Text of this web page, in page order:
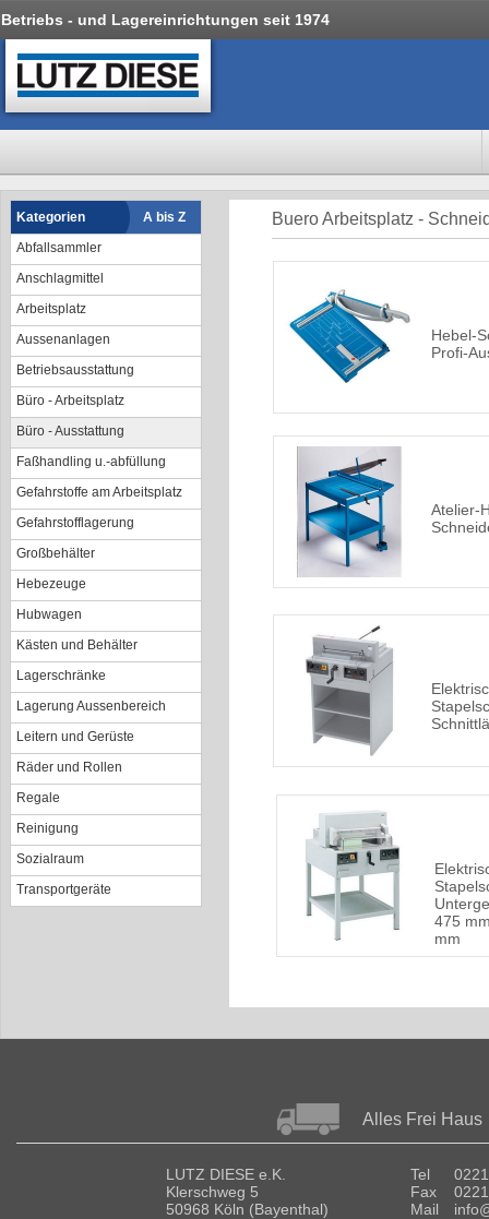
Betriebs - und Lagereinrichtungen seit 1974
Kategorien
A bis Z
Abfallsammler
Anschlagmittel
Arbeitsplatz
Aussenanlagen
Betriebsausstattung
Büro - Arbeitsplatz
Büro - Ausstattung
Faßhandling u.-abfüllung
Gefahrstoffe am Arbeitsplatz
Gefahrstofflagerung
Großbehälter
Hebezeuge
Hubwagen
Kästen und Behälter
Lagerschränke
Lagerung Aussenbereich
Leitern und Gerüste
Räder und Rollen
Regale
Reinigung
Sozialraum
Transportgeräte
Buero Arbeitsplatz -
Hebel-
Profi-
Atelier-
475
mm
Alles Frei Haus
LUTZ DIESE e.K.
Klerschweg 5
50968 Köln (Bayenthal)
Tel
Fax
Mail